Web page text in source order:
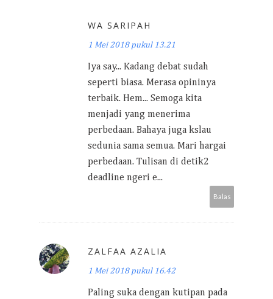
WA SARIPAH
1 Mei 2018 pukul 13.21
Iya say... Kadang debat sudah
seperti biasa. Merasa opininya
terbaik. Hem... Semoga kita
menjadi yang menerima
perbedaan. Bahaya juga kslau
sedunia sama semua. Mari hargai
perbedaan. Tulisan di detik2
deadline ngeri e...
Balas
ZALFAA AZALIA
1 Mei 2018 pukul 16.42
Paling suka dengan kutipan pada